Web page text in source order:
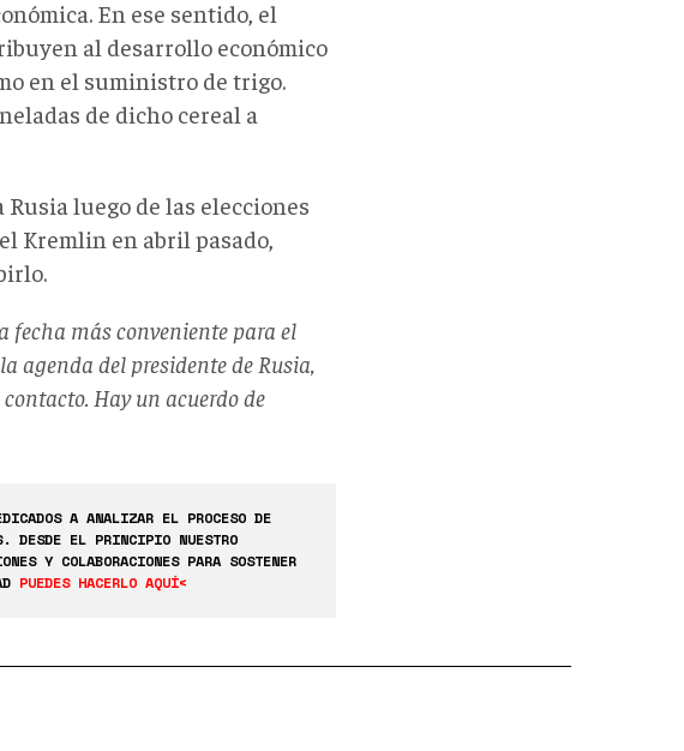
En ese sentido, el
al desarrollo económico
en el suministro de trigo.
de dicho cereal a
luego de las elecciones
Kremlin en abril pasado,
fecha más conveniente para el
agenda del presidente de Rusia,
Hay un acuerdo de
A ANALIZAR EL PROCESO DE
DESDE EL PRINCIPIO NUESTRO
Y COLABORACIONES PARA SOSTENER
PUEDES HACERLO AQUÍ<